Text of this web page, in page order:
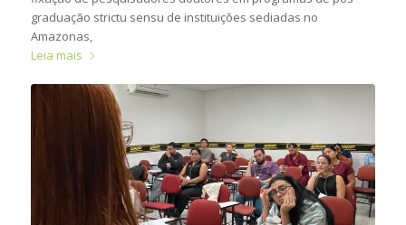
graduação strictu sensu de instituições sediadas no
Amazonas,
Leia mais